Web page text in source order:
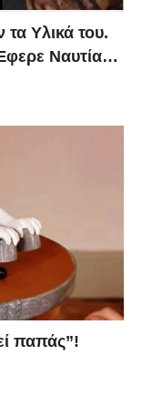
Υλικά του.
Ναυτία…
παπάς”!